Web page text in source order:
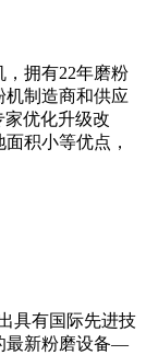
拥有22年磨粉
机制造商和供应
优化升级改
积小等优点，
具有国际先进技
最新粉磨设备—